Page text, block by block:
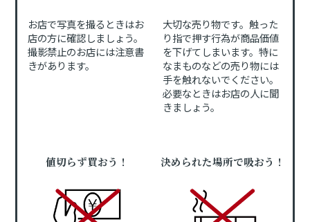
お店で写真を撮るときはお
店の方に確認しましょう。
撮影禁止のお店には注意書
きがあります。
大切な売り物です。触った
り指で押す行為が商品価値
を下げてしまいます。特に
なまものなどの売り物には
手を触れないでください。
必要なときはお店の人に聞
きましょう。
値切らず買おう！ 決められた場所で吸おう！